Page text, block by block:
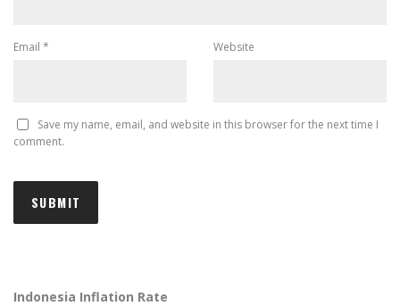
Email * Website
Save my name, email, and website in this browser for the next time I
comment.
Indonesia Inflation Rate